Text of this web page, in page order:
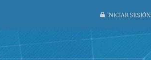
INICIAR SESIÓN